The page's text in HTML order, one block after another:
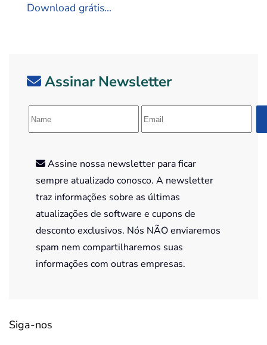
Download grátis...
Assinar Newsletter
Assine nossa newsletter para ficar
sempre atualizado conosco. A newsletter
traz informações sobre as últimas
atualizações de software e cupons de
desconto exclusivos. Nós NÃO enviaremos
spam nem compartilharemos suas
informações com outras empresas.
Siga-nos